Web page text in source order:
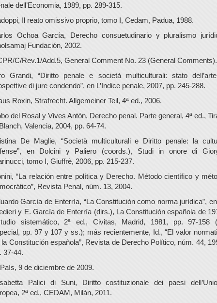
dell’Economia, 1989, pp. 289-315.
Il reato omissivo proprio, tomo I, Cedam, Padua, 1988.
Ochoa García, Derecho consuetudinario y pluralismo
Fundación, 2002.
C/Rev.1/Add.5, General Comment No. 23 (General Comments).
Grandi, “Diritto penale e società multiculturali: stato
di jure condendo”, en L’Indice penale, 2007, pp. 245-288.
Roxin, Strafrecht. Allgemeiner Teil, 4ª ed., 2006.
del Rosal y Vives Antón, Derecho penal. Parte general, 4ª ed.,
Valencia, 2004, pp. 64-74.
De Maglie, “Società multiculturali e Diritto penale: la
en Dolcini y Paliero (coords.), Studi in onore di
tomo I, Giuffrè, 2006, pp. 215-237.
“La relación entre política y Derecho. Método científico y
Revista Penal, núm. 13, 2004.
García de Enterría, “La Constitución como norma jurídica”,
y E. García de Enterría (dirs.), La Constitución española de
sistemático, 2ª ed., Civitas, Madrid, 1981, pp. 97-158
pp. 97 y 107 y ss.); más recientemente, Id., “El valor
la Constitución española”, Revista de Derecho Político, núm. 44,
37-44.
9 de diciembre de 2009.
Palici di Suni, Diritto costituzionale dei paesi
2ª ed., CEDAM, Milán, 2011.